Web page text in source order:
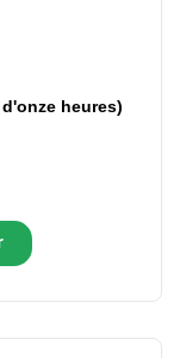
heures)